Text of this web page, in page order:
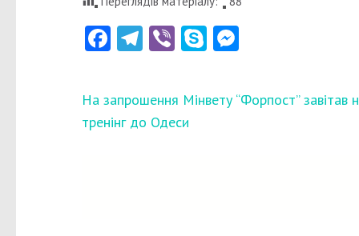
Facebook
Telegram
ViberSkype
Навігація
записів
На запрошення Мінвету “Форпост” завітав
тренінг до Одеси